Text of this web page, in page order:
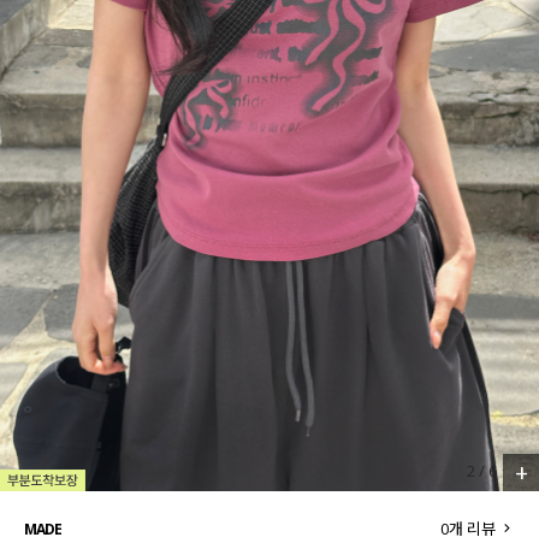
도착보장⚡
인플루언서 pick!
신상 5%
베스트
MADE
세트할인 ~30%
하객룩
살안타템
ALL
익스클루시브
아우터
티셔츠
니트
블라우스
원피스
팬츠
2 /6 +
MADE 0개 리뷰